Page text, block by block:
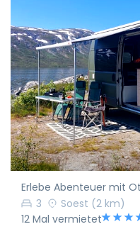
Erlebe Abenteuer mit
3
Soest (2 km)
12 Mal vermietet